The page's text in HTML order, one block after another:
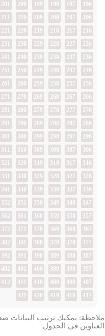
196
197
198
199
200
201
206
207
208
209
210
211
216
217
218
219
220
221
226
227
228
229
230
231
236
237
238
239
240
241
246
247
248
249
250
251
256
257
258
259
260
261
266
267
268
269
270
271
276
277
278
279
280
281
286
287
288
289
290
291
296
297
298
299
300
301
306
307
308
309
310
311
316
317
318
319
320
321
326
327
328
329
330
331
336
337
338
339
340
341
347
348
349
350
351
352
357
358
359
360
361
362
367
368
369
370
371
372
377
378
379
380
381
382
387
388
389
390
391
392
397
398
399
400
401
402
407
408
409
410
411
412
417
418
419
420
421
ملاحظة: يمكنك ترتيب البيانات
العناوين في الجدول